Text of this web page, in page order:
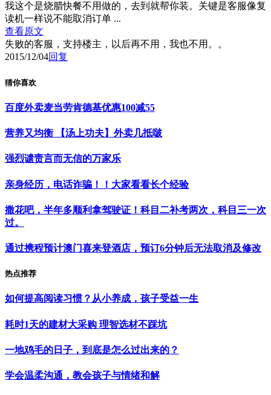
我这个是烧腊快餐不用做的，去到就帮你装。关键是客服像复
读机一样说不能取消订单 ...
查看原文
失败的客服，支持楼主，以后再不用，我也不用。。
2015/12/04回复
猜你喜欢
百度外卖麦当劳肯德基优惠100减55
营养又均衡 【汤上功夫】外卖几抵啵
强烈谴责言而无信的万家乐
亲身经历，电话诈骗！！大家看看长个经验
撒花吧，半年多顺利拿驾驶证！科目二补考两次，科目三一次
过。
通过携程预计澳门喜来登酒店，预订6分钟后无法取消及修改
热点推荐
如何提高阅读习惯？从小养成，孩子受益一生
耗时1天的建材大采购 理智选材不踩坑
一地鸡毛的日子，到底是怎么过出来的？
学会温柔沟通，教会孩子与情绪和解